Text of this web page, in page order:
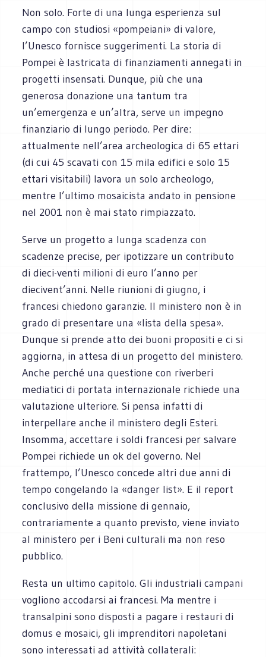
Non solo. Forte di una lunga esperienza sul
campo con studiosi «pompeiani» di valore,
l’Unesco fornisce suggerimenti. La storia di
Pompei è lastricata di finanziamenti annegati in
progetti insensati. Dunque, più che una
generosa donazione una tantum tra
un’emergenza e un’altra, serve un impegno
finanziario di lungo periodo. Per dire:
attualmente nell’area archeologica di 65 ettari
(di cui 45 scavati con 15 mila edifici e solo 15
ettari visitabili) lavora un solo archeologo,
mentre l’ultimo mosaicista andato in pensione
nel 2001 non è mai stato rimpiazzato.
Serve un progetto a lunga scadenza con
scadenze precise, per ipotizzare un contributo
di dieci-venti milioni di euro l’anno per
diecivent’anni. Nelle riunioni di giugno, i
francesi chiedono garanzie. Il ministero non è in
grado di presentare una «lista della spesa».
Dunque si prende atto dei buoni propositi e ci si
aggiorna, in attesa di un progetto del ministero.
Anche perché una questione con riverberi
mediatici di portata internazionale richiede una
valutazione ulteriore. Si pensa infatti di
interpellare anche il ministero degli Esteri.
Insomma, accettare i soldi francesi per salvare
Pompei richiede un ok del governo. Nel
frattempo, l’Unesco concede altri due anni di
tempo congelando la «danger list». E il report
conclusivo della missione di gennaio,
contrariamente a quanto previsto, viene inviato
al ministero per i Beni culturali ma non reso
pubblico.
Resta un ultimo capitolo. Gli industriali campani
vogliono accodarsi ai francesi. Ma mentre i
transalpini sono disposti a pagare i restauri di
domus e mosaici, gli imprenditori napoletani
sono interessati ad attività collaterali: